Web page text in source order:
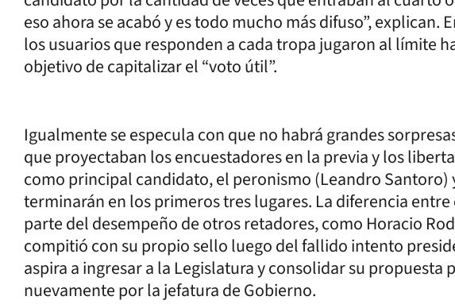
eso ahora se acabó y es todo mucho más difuso”, explican.
los usuarios que responden a cada tropa jugaron al límite
objetivo de capitalizar el “voto útil”.
Igualmente se especula con que no habrá grandes
que proyectaban los encuestadores en la previa y los
como principal candidato, el peronismo (Leandro Santoro)
terminarán en los primeros tres lugares. La diferencia
parte del desempeño de otros retadores, como Horacio
compitió con su propio sello luego del fallido intento
aspira a ingresar a la Legislatura y consolidar su propuesta
nuevamente por la jefatura de Gobierno.